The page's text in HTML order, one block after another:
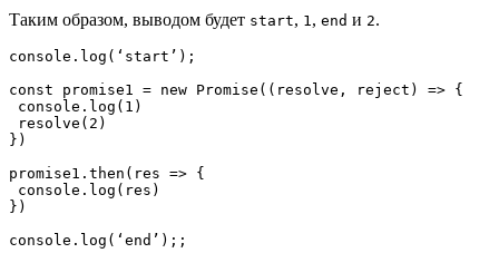
Таким образом, выводом будет start, 1 , end и 2.
console.log(‘start’);
const promise1 = new Promise((resolve, reject) => {
})
promise1.then(res => {
})
console.log(‘end’);;